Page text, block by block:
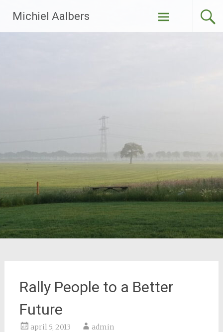
naar
de
Michiel Aalbers
Rally People to a Better
Future
april 5, 2013 admin